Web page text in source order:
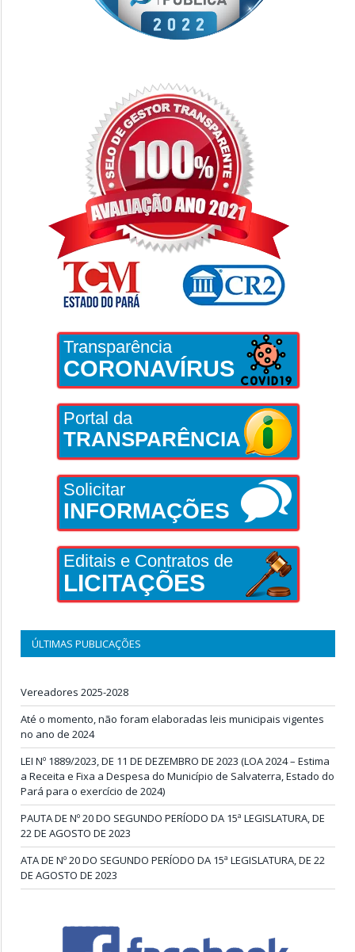
Transparência
CORONAVÍRUS
Portal da
TRANSPARÊNCIA
Solicitar
INFORMAÇÕES
Editais e Contratos de
LICITAÇÕES
ÚLTIMAS PUBLICAÇÕES
Vereadores 2025-2028
Até o momento, não foram elaboradas leis municipais vigentes
no ano de 2024
LEI Nº 1889/2023, DE 11 DE DEZEMBRO DE 2023 (LOA 2024 – Estima
a Receita e Fixa a Despesa do Município de Salvaterra, Estado do
Pará para o exercício de 2024)
PAUTA DE Nº 20 DO SEGUNDO PERÍODO DA 15ª LEGISLATURA, DE
22 DE AGOSTO DE 2023
ATA DE Nº 20 DO SEGUNDO PERÍODO DA 15ª LEGISLATURA, DE 22
DE AGOSTO DE 2023